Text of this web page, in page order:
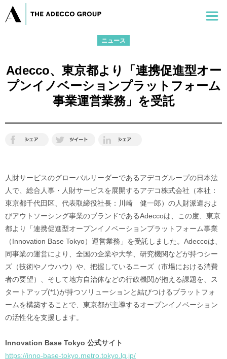
ニュース
Adecco、東京都より「連携促進型オー
プンイノベーションプラットフォーム
事業運営業務」を受託
人財サービスのグローバルリーダーであるアデコグループの日本法
人で、総合人事・人財サービスを展開するアデコ株式会社（本社：
東京都千代田区、代表取締役社長：川崎 健一郎）の人財派遣およ
びアウトソーシング事業のブランドであるAdeccoは、この度、東京
都より「連携促進型オープンイノベーションプラットフォーム事業
（Innovation Base Tokyo）運営業務」を受託しました。Adeccoは、
同事業の運営により、全国の企業や大学、研究機関などが持つシー
ズ（技術やノウハウ）や、把握しているニーズ（市場における消費
者の要望）、そして地方自治体などの行政機関が抱える課題を、ス
タートアップ(*1)が持つソリューションと結びつけるプラットフォ
ームを構築することで、東京都が主導するオープンイノベーション
の活性化を支援します。
Innovation Base Tokyo 公式サイト
https://inno-base-tokyo.metro.tokyo.lg.jp/